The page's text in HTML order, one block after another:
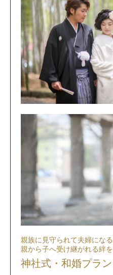
親族に見守られて夫婦になる
親から子へ受け継がれる絆
神社式・和婚プラン